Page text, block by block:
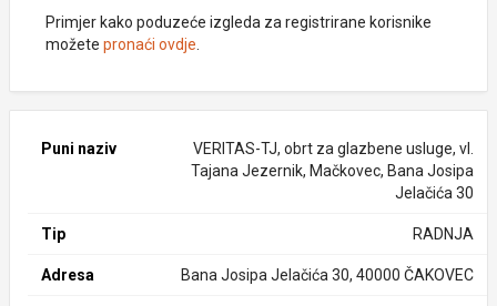
Primjer kako poduzeće izgleda za registrirane korisnike
možete pronaći ovdje
Puni naziv
VERITAS-TJ, obrt za glazbene usluge, vl.
Tajana Jezernik, Mačkovec, Bana Josipa
Jelačića 30
Tip RADNJA
Adresa Bana Josipa Jelačića 30, 40000 ČAKOVEC